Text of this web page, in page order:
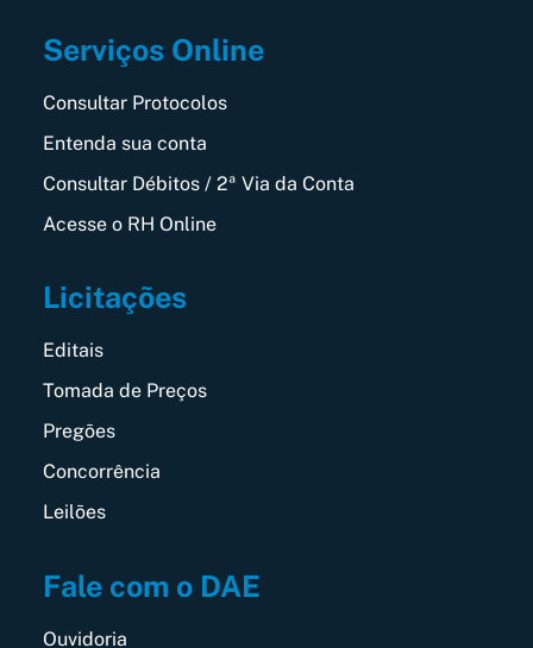
Serviços Online
Consultar Protocolos
Entenda sua conta
Consultar Débitos / 2ª Via da Conta
Acesse o RH Online
Licitações
Editais
Tomada de Preços
Pregões
Concorrência
Leilões
Fale com o DAE
Ouvidoria